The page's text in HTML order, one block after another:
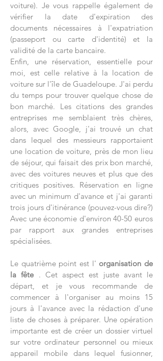
voiture). Je vous rappelle également de
vérifier la date d'expiration des
documents nécessaires à l'expatriation
(passeport ou carte d'identité) et la
validité de la carte bancaire.
Enfin, une réservation, essentielle pour
moi, est celle relative à la location de
voiture sur l'île de Guadeloupe. J'ai perdu
du temps pour trouver quelque chose de
bon marché. Les citations des grandes
entreprises me semblaient très chères,
alors, avec Google, j'ai trouvé un chat
dans lequel des messieurs rapportaient
une location de voiture, près de mon lieu
de séjour, qui faisait des prix bon marché,
avec des voitures neuves et plus que des
critiques positives. Réservation en ligne
avec un minimum d'avance et j'ai garanti
trois jours d'itinérance (pouvez-vous dire?)
Avec une économie d'environ 40-50 euros
par rapport aux grandes entreprises
spécialisées.
Le quatrième point est l' organisation de
la fête . Cet aspect est juste avant le
départ, et je vous recommande de
commencer à l'organiser au moins 15
jours à l'avance avec la rédaction d'une
liste de choses à préparer. Une opération
importante est de créer un dossier virtuel
sur votre ordinateur personnel ou mieux
appareil mobile dans lequel fusionner,